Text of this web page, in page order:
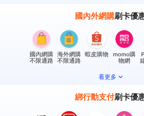
國內外網購刷卡優
國內網購
不限通路
海外網購
不限通路
蝦皮購物
momo購
物網
看更多
綁行動支付刷卡優